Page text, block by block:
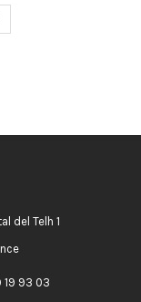
del Telh 1
93 03